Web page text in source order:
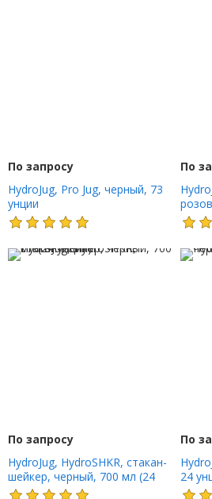
По запросу
HydroJug, Pro Jug, черный, 73
унции
По
По запросу
HydroJug, HydroSHKR, стакан-
шейкер, черный, 700 мл (24
унции)
По
24